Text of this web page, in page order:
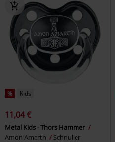
% Kids
11,04 €
Metal Kids - Thors Hammer
Amon Amarth
Schnuller